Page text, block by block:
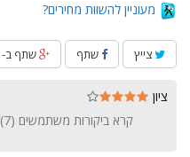
מעוניין להשוות מחירים?
צייץ שתף שתף ב- Google
ציון
קרא ביקורות משתמשים (7
)